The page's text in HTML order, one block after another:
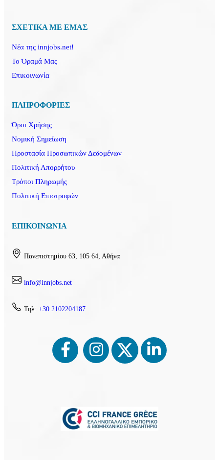
ΣΧΕΤΙΚΑ ΜΕ ΕΜΑΣ
Νέα της innjobs.net!
Το Όραμά Μας
Επικοινωνία
ΠΛΗΡΟΦΟΡΙΕΣ
Όροι Χρήσης
Νομική Σημείωση
Προστασία Προσωπικών Δεδομένων
Πολιτική Απορρήτου
Τρόποι Πληρωμής
Πολιτική Επιστροφών
ΕΠΙΚΟΙΝΩΝΙΑ
Πανεπιστημίου 63, 105 64, Αθήνα
info@innjobs.net
Τηλ: +30 2102204187